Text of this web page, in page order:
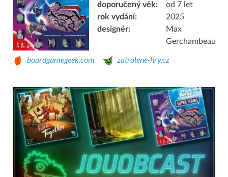
doporučený věk:
od 7 let
rok vydání:
2025
designér:
Max
Gerchambeau
boardgamegeek.com zatrolene-hry.cz